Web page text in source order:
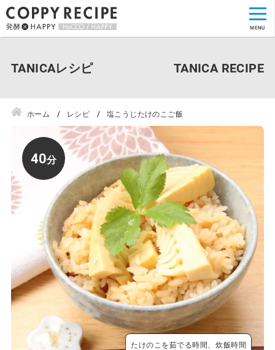
TANICAレシピ
ホーム レシピ 塩こうじたけのこご飯
40
たけのこを茹でる時間、炊飯時間